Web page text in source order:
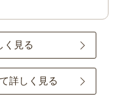
く見る
詳しく見る